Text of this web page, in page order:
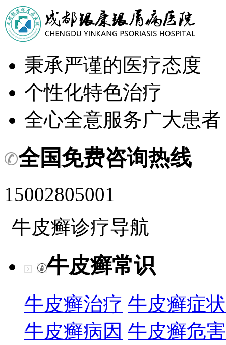
秉承严谨的医疗态度
个性化特色治疗
全心全意服务广大患者
全国免费咨询热线
15002805001
牛皮癣诊疗导航
牛皮癣常识
牛皮癣治疗 牛皮癣症状
牛皮癣病因 牛皮癣危害